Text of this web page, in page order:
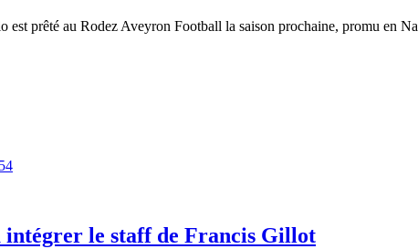
prêté au Rodez Aveyron Football la saison prochaine, promu en
intégrer le staff de Francis Gillot